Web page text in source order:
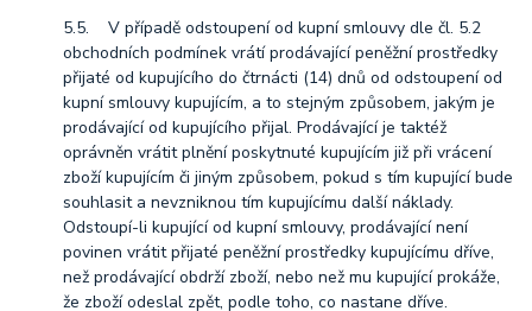
5.5. V případě odstoupení od kupní smlouvy dle čl. 5.2
obchodních podmínek vrátí prodávající peněžní prostředky
přijaté od kupujícího do čtrnácti (14) dnů od odstoupení od
kupní smlouvy kupujícím, a to stejným způsobem, jakým je
prodávající od kupujícího přijal. Prodávající je taktéž
oprávněn vrátit plnění poskytnuté kupujícím již při vrácení
zboží kupujícím či jiným způsobem, pokud s tím kupující bude
souhlasit a nevzniknou tím kupujícímu další náklady.
Odstoupí-li kupující od kupní smlouvy, prodávající není
povinen vrátit přijaté peněžní prostředky kupujícímu dříve,
než prodávající obdrží zboží, nebo než mu kupující prokáže,
že zboží odeslal zpět, podle toho, co nastane dříve.